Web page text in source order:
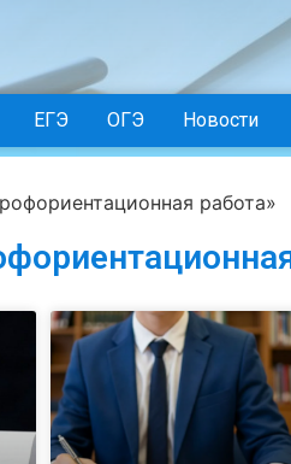
ЕГЭ ОГЭ Новости
работа»